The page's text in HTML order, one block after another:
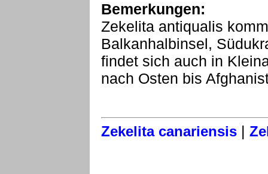
Bemerkungen:
Zekelita antiqualis
Balkanhalbinsel,
findet sich auch in
nach Osten bis
Zekelita canariensis |